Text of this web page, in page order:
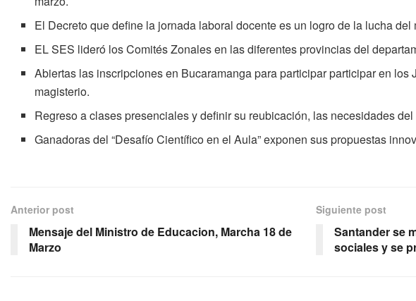
El Decreto que define la jornada laboral docente es un logro de la lucha del
EL SES lideró los Comités Zonales en las diferentes provincias del
Abiertas las inscripciones en Bucaramanga para participar participar en
magisterio.
Regreso a clases presenciales y definir su reubicación, las necesidades
Ganadoras del “Desafío Científico en el Aula” exponen sus propuestas
Anterior post
Mensaje del Ministro de Educacion, Marcha 18 de
Marzo
Siguiente post
Santander se
sociales y se